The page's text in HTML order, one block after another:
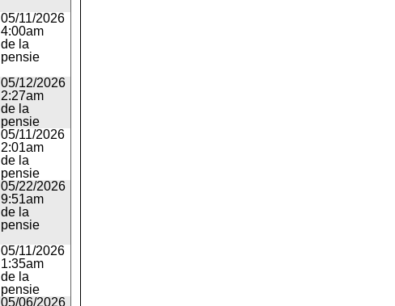
05/11/2026
4:00am
de la
pensie
05/12/2026
2:27am
de la
pensie
05/11/2026
2:01am
de la
pensie
05/22/2026
9:51am
de la
pensie
05/11/2026
1:35am
de la
pensie
05/06/2026